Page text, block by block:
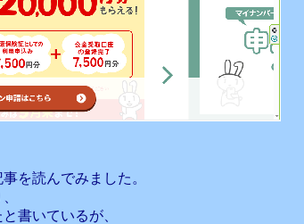
を読んでみました。
書いているが、